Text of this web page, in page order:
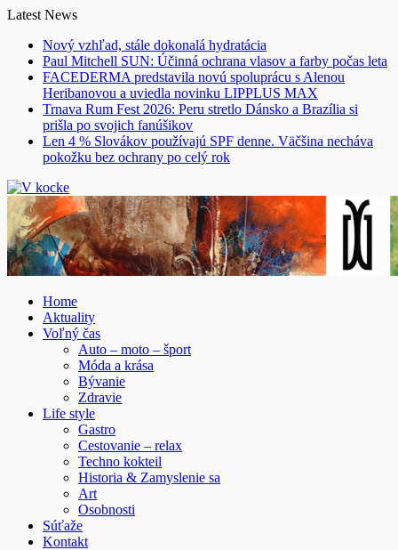
Skip
content
Latest News
Nový vzhľad, stále dokonalá hydratácia
Paul Mitchell SUN: Účinná ochrana vlasov a farby počas leta
FACEDERMA predstavila novú spoluprácu s Alenou
Heribanovou a uviedla novinku LIPPLUS MAX
Trnava Rum Fest 2026: Peru stretlo Dánsko a Brazília si
prišla po svojich fanúšikov
Len 4 % Slovákov používajú SPF denne. Väčšina necháva
pokožku bez ochrany po celý rok
Home
Aktuality
Voľný čas
Auto – moto – šport
Móda a krása
Bývanie
Zdravie
Life style
Gastro
Cestovanie – relax
Techno kokteil
Historia & Zamyslenie sa
Art
Osobnosti
Súťaže
Kontakt